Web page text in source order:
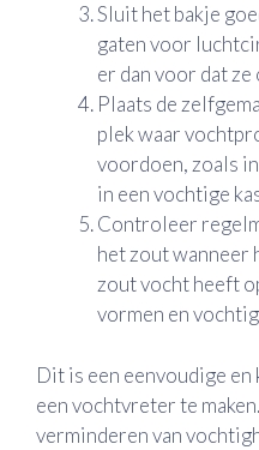
Sluit het bakje
gaten voor
er dan voor dat ze
Plaats de
plek waar
voordoen, zoals
in een vochtige
Controleer
het zout wanneer
zout vocht heeft
vormen en
Dit is een eenvoudige
een vochtvreter te
verminderen van